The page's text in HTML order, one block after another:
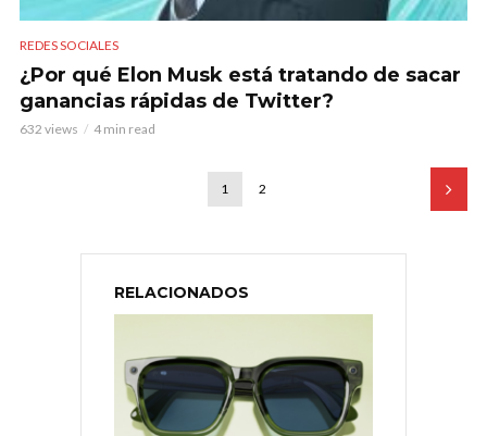
REDES SOCIALES
¿Por qué Elon Musk está tratando de sacar
ganancias rápidas de Twitter?
632 views 4 min read
1 2
RELACIONADOS